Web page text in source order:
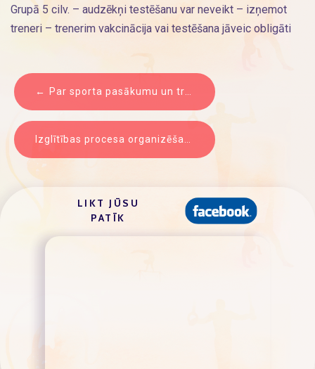
Grupā 5 cilv. – audzēkņi testēšanu var neveikt – izņemot
treneri – trenerim vakcinācija vai testēšana jāveic obligāti
ZIŅU
IZVĒLNE
Par sporta pasākumu un treniņu regulējumu pēc ārkārtējās situācijas beigām
LIKT JŪSU
PATĪK